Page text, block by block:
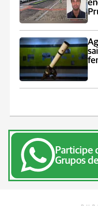
Participe
Grupos